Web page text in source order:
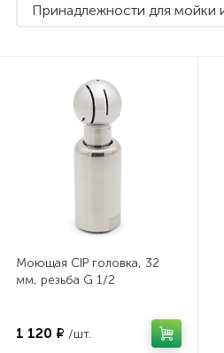
Принадлежности для мойки
Моющая CIP головка, 32
мм, резьба G 1/2
1 120 ₽ /шт.